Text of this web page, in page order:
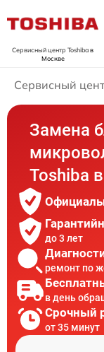
Сервисный центр Toshibaв
Москве
Сервисный
Замена
Toshiba
до 3 лет
ремонт по
в день
Срочный
от 35 минут